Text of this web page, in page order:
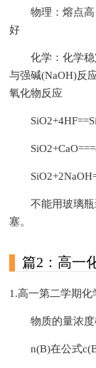
物理：熔点高
好
化学：化学稳
与强碱(NaOH)反
氧化物反应
SiO2+CaO===(
不能用玻璃瓶
塞。
篇2：高一
1.高一第二学期
物质的量浓度
n(B)在公式